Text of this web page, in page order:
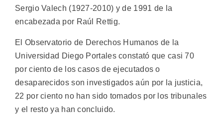
Sergio Valech (1927-2010) y de 1991 de la
encabezada por Raúl Rettig.
El Observatorio de Derechos Humanos de la
Universidad Diego Portales constató que casi 70
por ciento de los casos de ejecutados o
desaparecidos son investigados aún por la justicia,
22 por ciento no han sido tomados por los tribunales
y el resto ya han concluido.